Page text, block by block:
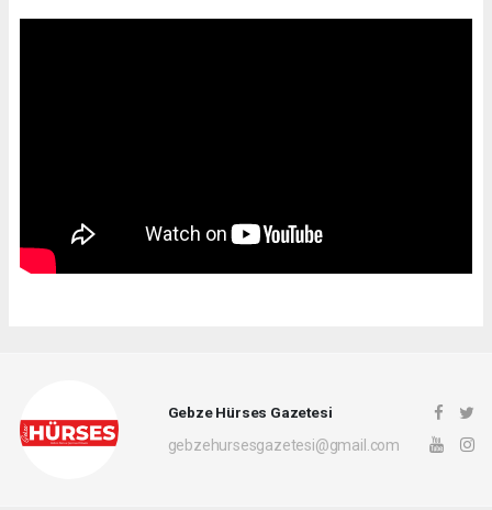
Gebze Hürses Gazetesi
gebzehursesgazetesi@gmail.com